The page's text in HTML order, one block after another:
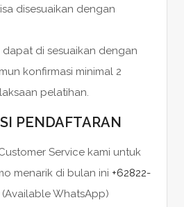
disesuaikan dengan
di sesuaikan dengan
konfirmasi minimal 2
pelatihan.
PENDAFTARAN
Service kami untuk
menarik di bulan ini +62822-
WhatsApp)